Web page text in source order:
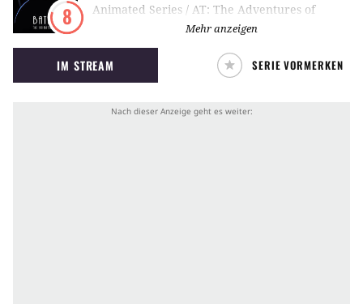
8
Animated Series / AT: The Adventures of
Batman & Robin, The New Batman
Adventures) ist eine US-amerikanische
Animationsserie, die die erstmals zwischen
1992 und 1995 auf FOX ausgestrahlt wurde.
Comics aus dem Hause DC und erzählt von
Mehr anzeigen
IM STREAM SERIE VORMERKEN